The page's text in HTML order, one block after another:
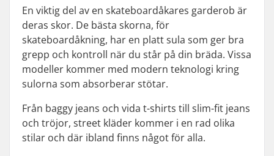
En viktig del av en skateboardåkares garderob är
deras skor. De bästa skorna, för
skateboardåkning, har en platt sula som ger bra
grepp och kontroll när du står på din bräda. Vissa
modeller kommer med modern teknologi kring
sulorna som absorberar stötar.
Från baggy jeans och vida t-shirts till slim-fit jeans
och tröjor, street kläder kommer i en rad olika
stilar och där ibland finns något för alla.